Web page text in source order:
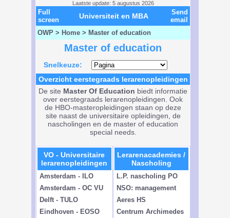
Laatste update: 5 augustus 2026
Full
screen
Universiteit en MBA
Send
email
OWP > Home > Master of education
Master of education
Snelkeuze:
Overzicht eerstegraads lerarenopleidingen
De site Master Of Education biedt informatie
over eerstegraads lerarenopleidingen. Ook
de HBO-masteropleidingen staan op deze
site naast de universitaire opleidingen, de
nascholingen en de master of education
special needs.
VO - Universitaire
lerarenopleidingen
Amsterdam - ILO
Amsterdam - OC VU
Delft - TULO
Eindhoven - EOSO
Lerarenacademies /
Nascholing
L.P. nascholing PO
NSO: management
Aeres HS
Centrum Archimedes